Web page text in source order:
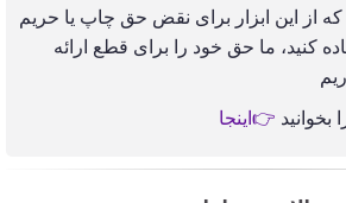
از این ابزار برای نقض حق چاپ یا حریم
کنید، ما حق خود را برای قطع ارائه